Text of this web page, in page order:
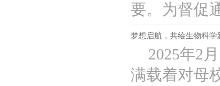
要。为督促
梦想启航，共绘生物科学
2025年2
满载着对母